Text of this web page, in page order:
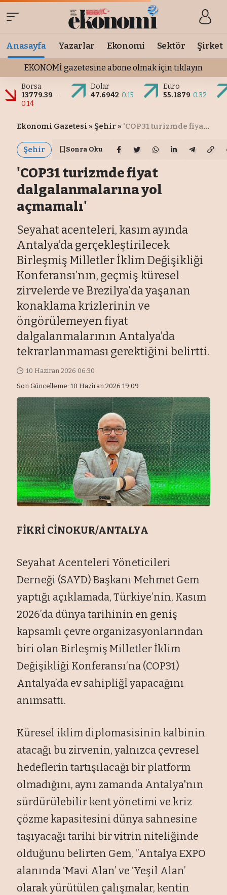
Anasayfa Yazarlar Ekonomi Sektör Şirket
EKONOMİ gazetesine abone olmak için tıklayın
Borsa
13779.39 -
0.14
Dolar
47.6942 0.15
Euro
55.1879 0.32
Ekonomi Gazetesi » Şehir » 'COP31 turizmde fiyat dalgalanmalarına yol açmamalı'
Şehir Sonra Oku
'COP31 turizmde fiyat
dalgalanmalarına yol
açmamalı'
Seyahat acenteleri, kasım ayında
Antalya’da gerçekleştirilecek
Birleşmiş Milletler İklim Değişikliği
Konferansı’nın, geçmiş küresel
zirvelerde ve Brezilya'da yaşanan
konaklama krizlerinin ve
öngörülemeyen fiyat
dalgalanmalarının Antalya’da
tekrarlanmaması gerektiğini belirtti.
Son Güncelleme: 10 Haziran 2026 19:09
10 Haziran 2026 06:30
FİKRİ CİNOKUR/ANTALYA
Seyahat Acenteleri Yöneticileri
Derneği (SAYD) Başkanı Mehmet Gem
yaptığı açıklamada, Türkiye’nin, Kasım
2026’da dünya tarihinin en geniş
kapsamlı çevre organizasyonlarından
biri olan Birleşmiş Milletler İklim
Değişikliği Konferansı’na (COP31)
Antalya’da ev sahipliğİ yapacağını
anımsattı.
Küresel iklim diplomasisinin kalbinin
atacağı bu zirvenin, yalnızca çevresel
hedeflerin tartışılacağı bir platform
olmadığını, aynı zamanda Antalya'nın
sürdürülebilir kent yönetimi ve kriz
çözme kapasitesini dünya sahnesine
taşıyacağı tarihi bir vitrin niteliğinde
olduğunu belirten Gem, ‘’Antalya EXPO
alanında ‘Mavi Alan’ ve ‘Yeşil Alan’
olarak yürütülen çalışmalar, kentin